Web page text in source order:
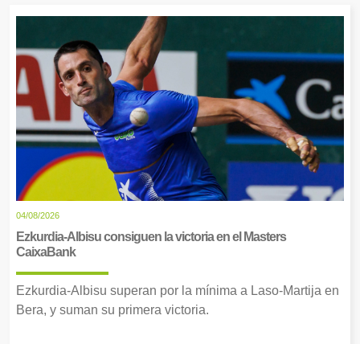
04/08/2026
Ezkurdia-Albisu consiguen la victoria en el Masters
CaixaBank
Ezkurdia-Albisu superan por la mínima a Laso-Martija en
Bera, y suman su primera victoria.